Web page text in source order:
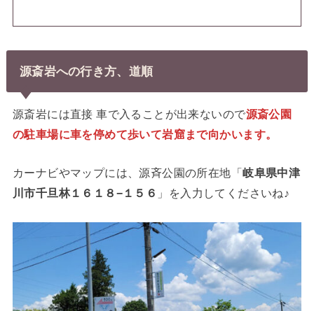
源斎岩への行き方、道順
源斎岩には直接 車で入ることが出来ないので源斎公園
の駐車場に車を停めて歩いて岩窟まで向かいます。
カーナビやマップには、源斉公園の所在地「岐阜県中津
川市千旦林１６１８−１５６ 」を入力してくださいね♪